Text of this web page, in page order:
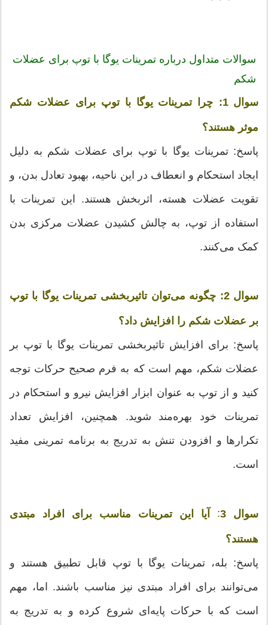
سوالات متداول درباره تمرینات یوگا با توپ برای عضلات
شکم
سوال 1:
چرا تمرینات یوگا با توپ برای عضلات شکم
موثر هستند؟
پاسخ: تمرینات یوگا با توپ برای عضلات شکم به دلیل
ایجاد استحکام و انعطاف در این ناحیه، بهبود تعادل بدن، و
تقویت عضلات هسته، اثربخش هستند. این تمرینات با
استفاده از توپ، به چالش کشیدن عضلات مرکزی بدن
کمک می‌کنند.
سوال 2: چگونه می‌توان تاثیربخشی تمرینات یوگا با توپ
بر عضلات شکم را افزایش داد؟
پاسخ: برای افزایش تاثیربخشی تمرینات یوگا با توپ بر
عضلات شکم، مهم است که به فرم صحیح حرکات توجه
کنید و از توپ به عنوان ابزار افزایش نیرو و استحکام در
تمرینات خود بهره‌مند شوید. همچنین، افزایش تعداد
تکرارها و افزودن تنش به تدریج به برنامه تمرینی مفید
است.
سوال 3 : آیا این تمرینات مناسب برای افراد مبتدی
هستند؟
پاسخ: بله، تمرینات یوگا با توپ قابل تطبیق هستند و
می‌توانند برای افراد مبتدی نیز مناسب باشند. اما، مهم
است که با حرکات پایه‌ای شروع کرده و به تدریج به